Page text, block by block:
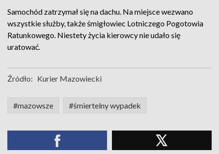
Samochód zatrzymał się na dachu. Na miejsce wezwano
wszystkie służby, także śmigłowiec Lotniczego Pogotowia
Ratunkowego. Niestety życia kierowcy nie udało się
uratować.
Źródło: Kurier Mazowiecki
#mazowsze #śmiertelny wypadek